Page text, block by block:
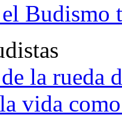
Budismo
la rueda
vida